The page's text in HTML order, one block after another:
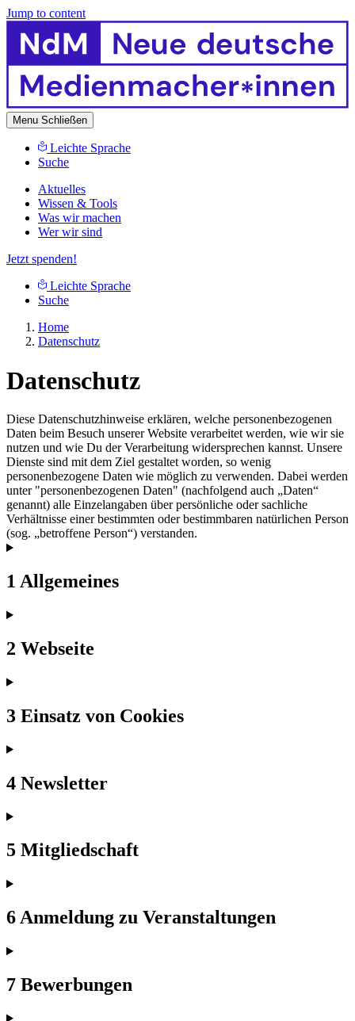
Jump to content
Menu Schließen
Leichte Sprache
Suche
Aktuelles
Wissen & Tools
Was wir machen
Wer wir sind
Jetzt spenden!
Leichte Sprache
Suche
Home
Datenschutz
Datenschutz
Diese Datenschutzhinweise erklären, welche personenbezogenen
Daten beim Besuch unserer Website verarbeitet werden, wie wir sie
nutzen und wie Du der Verarbeitung widersprechen kannst. Unsere
Dienste sind mit dem Ziel gestaltet worden, so wenig
personenbezogene Daten wie möglich zu verwenden. Dabei werden
unter "personenbezogenen Daten" (nachfolgend auch „Daten“
genannt) alle Einzelangaben über persönliche oder sachliche
Verhältnisse einer bestimmten oder bestimmbaren natürlichen Person
(sog. „betroffene Person“) verstanden.
1 Allgemeines
2 Webseite
3 Einsatz von Cookies
4 Newsletter
5 Mitgliedschaft
6 Anmeldung zu Veranstaltungen
7 Bewerbungen